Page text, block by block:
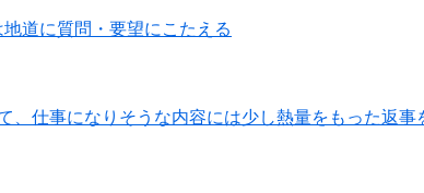
道に質問・要望にこたえる
、仕事になりそうな内容には少し熱量をもった返事